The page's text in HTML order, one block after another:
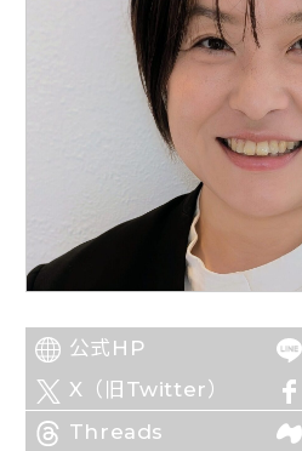
こくみんうさぎの部屋
参加・サポート
Go!Go!こくみんストア （新し
TEAMこくみんうさぎ （新し
こくみんオンラインスクール（
国民民主党学生部（新しいタブ
二次創作ガイドライン （新しい
プライバシーポリシー
特定商取引法に基づく表記
公式HP
X（旧Twitter）
Threads